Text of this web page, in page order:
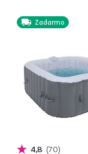
Zadarmo
4,8 70